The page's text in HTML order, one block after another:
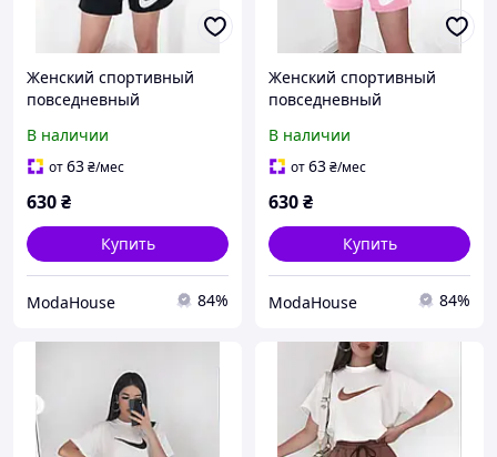
Женский спортивный
повседневный
лето
В наличии
от63₴/мес
630₴
Купить
ModaHouse 84%
Женский спортивный
повседневный
лето
В наличии
от63₴/мес
630₴
Купить
ModaHouse 84%